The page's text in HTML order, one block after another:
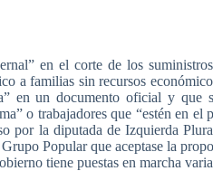
en elcorte de lossuministros
afamilias sinrecursos
en undocumento oficial yque
o trabajadores que “estén en el
porla diputada de Izquierda
Grupo Popularque aceptase la
tiene puestasenmarcha